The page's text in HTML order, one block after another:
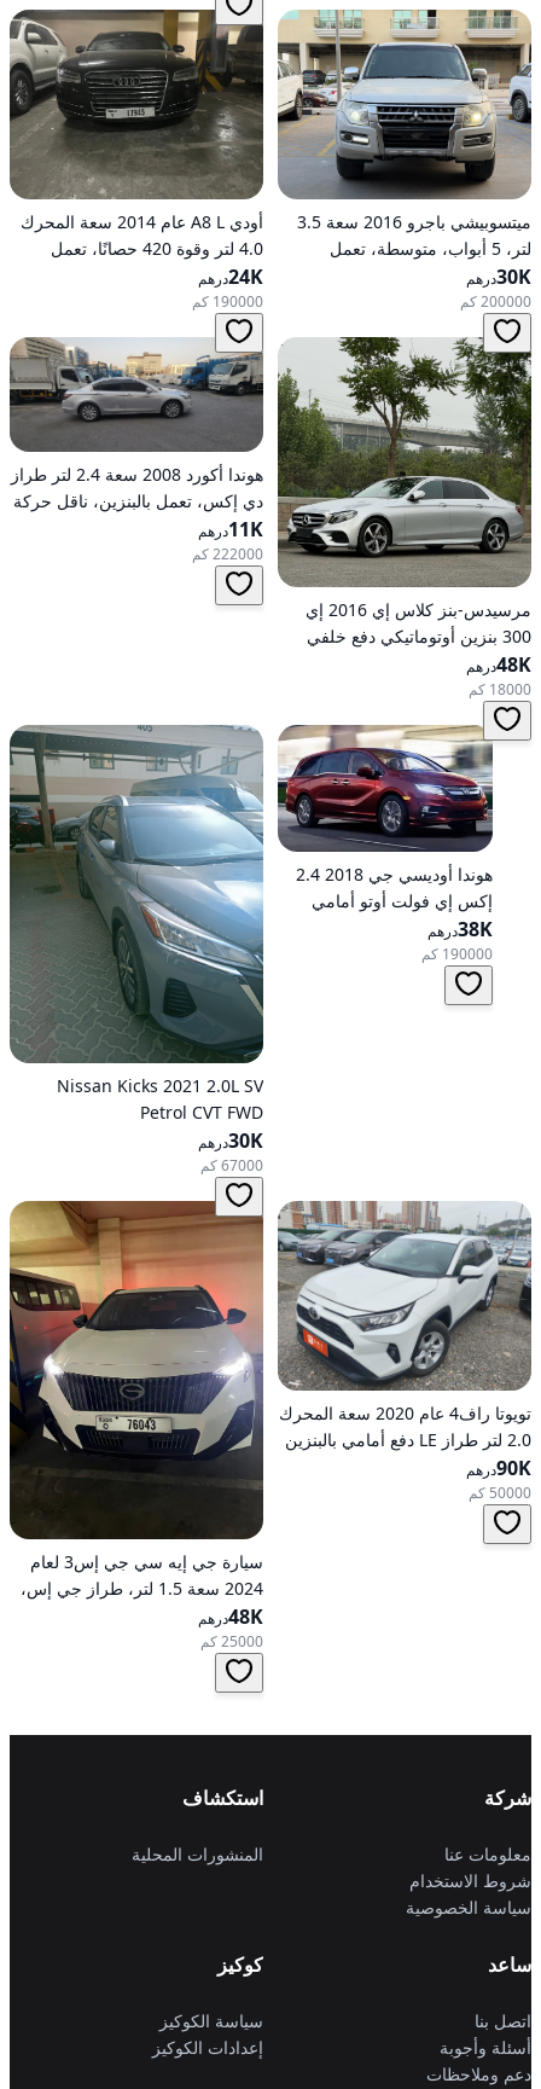
ميتسوبيشي باجرو 2016 سعة 3.5
لتر، 5 أبواب، متوسطة، تعمل
بالبنزين، أوتوماتيكية، دفع رباعي
30Kدرهم
200000 كم
أودي A8 L عام 2014 سعة المحرك
4.0 لتر وقوة 420 حصانًا، تعمل
بالبنزين، ناقل حركة أوتوماتيكي، دفع
كلي للعجلات
24Kدرهم
190000 كم
مرسيدس-بنز كلاس إي 2016 إي
300 بنزين أوتوماتيكي دفع خلفي
48Kدرهم
18000 كم
هوندا أكورد 2008 سعة 2.4 لتر طراز
دي إكس، تعمل بالبنزين، ناقل حركة
أوتوماتيكي، دفع أمامي
11Kدرهم
222000 كم
هوندا أوديسي جي 2018 2.4
إكس إي فولت أوتو أمامي
الدفع
38Kدرهم
190000 كم
Nissan Kicks 2021 2.0L SV
Petrol CVT FWD
30Kدرهم
67000 كم
تويوتا راف4 عام 2020 سعة المحرك
2.0 لتر طراز LE دفع أمامي بالبنزين
أوتوماتيكي
90Kدرهم
50000 كم
سيارة جي إيه سي جي إس3 لعام
2024 سعة 1.5 لتر، طراز جي إس،
تعمل بالبنزين، ناقل حركة
أوتوماتيكي، دفع أمامي
48Kدرهم
25000 كم
شركة
معلومات عنا
شروط الاستخدام
سياسة الخصوصية
استكشاف
المنشورات المحلية
ساعد
اتصل بنا
أسئلة وأجوبة
دعم وملاحظات
كوكيز
سياسة الكوكيز
إعدادات الكوكيز